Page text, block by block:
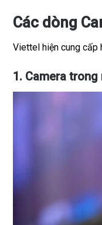
Các dòng
Viettel hiện cung cấp
1. Camera trong